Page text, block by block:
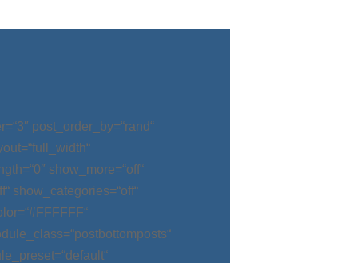
post_order_by=“rand“
show_more=“off“
show_categories=“off“